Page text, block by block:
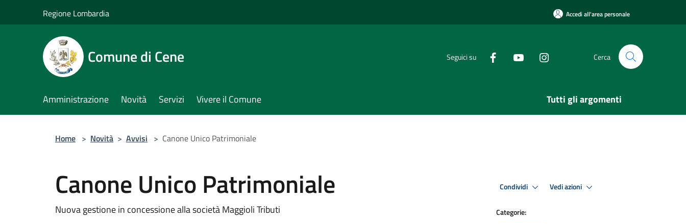
Regione Lombardia Accedi all'area personale
Comune di Cene Seguici su Cerca
Amministrazione Novità Servizi Vivere il Comune Tutti gli argomenti
Home > Novità > Avvisi > Canone Unico Patrimoniale
Canone Unico Patrimoniale
Nuova gestione in concessione alla società Maggioli Tributi
Condividi Vedi azioni
Categorie: